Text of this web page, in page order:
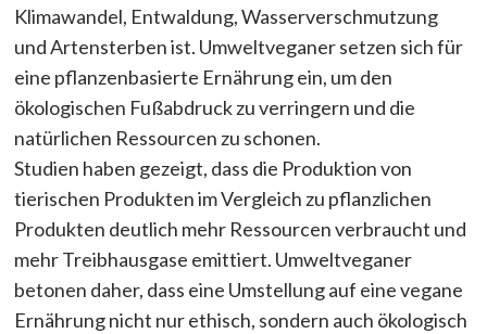
Klimawandel, Entwaldung, Wasserverschmutzung
und Artensterben ist. Umweltveganer setzen sich für
eine pflanzenbasierte Ernährung ein, um den
ökologischen Fußabdruck zu verringern und die
natürlichen Ressourcen zu schonen.
Studien haben gezeigt, dass die Produktion von
tierischen Produkten im Vergleich zu pflanzlichen
Produkten deutlich mehr Ressourcen verbraucht und
mehr Treibhausgase emittiert. Umweltveganer
betonen daher, dass eine Umstellung auf eine vegane
Ernährung nicht nur ethisch, sondern auch ökologisch